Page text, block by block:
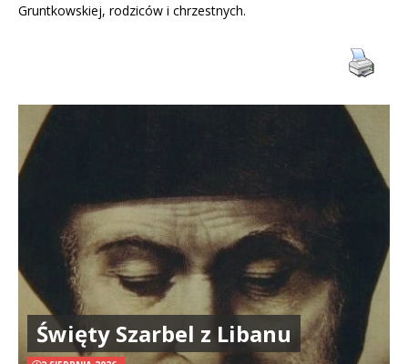
Gruntkowskiej, rodziców i chrzestnych.
Święty Szarbel z Libanu